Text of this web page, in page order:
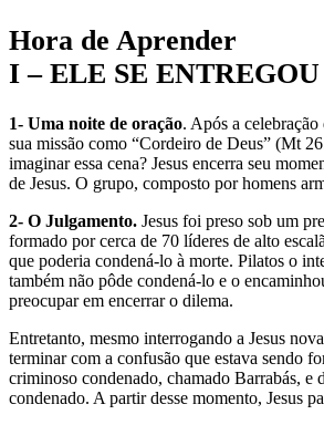
Hora de Aprender
I – ELE SE
1- Uma noite de oração. Após a celebração
sua missão como “Cordeiro de Deus” (Mt
imaginar essa cena? Jesus encerra seu
de Jesus. O grupo, composto por homens
2- O Julgamento. Jesus foi preso sob um
formado por cerca de 70 líderes de alto
que poderia condená-lo à morte. Pilatos o
também não pôde condená-lo e o
preocupar em encerrar o dilema.
Entretanto, mesmo interrogando a Jesus
terminar com a confusão que estava sendo
criminoso condenado, chamado Barrabás, e
condenado. A partir desse momento, Jesus